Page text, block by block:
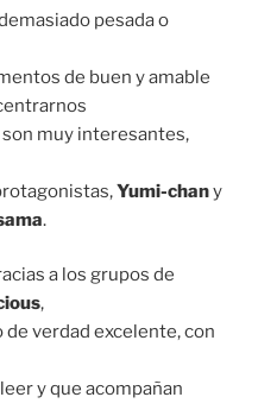
pesada o
de buen y amable
muy interesantes,
Yumi-chany
.
a los grupos de
,
verdad excelente, con
y que acompañan